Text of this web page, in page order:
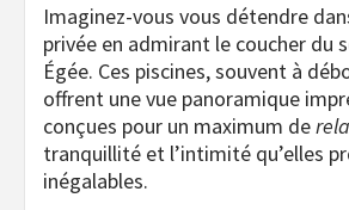
Imaginez-vous vous détendre
privée en admirant le coucher du
Égée. Ces piscines, souvent à
offrent une vue panoramique
conçues pour un maximum de
tranquillité et l’intimité qu’elles
inégalables.